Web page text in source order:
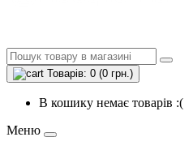
Товарів: 0 (0 грн.)
В кошику немає товарів :(
Меню